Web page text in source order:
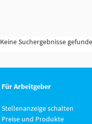
Keine Suchergebnisse
Für Arbeitgeber
Stellenanzeige schalten
Preise und Produkte